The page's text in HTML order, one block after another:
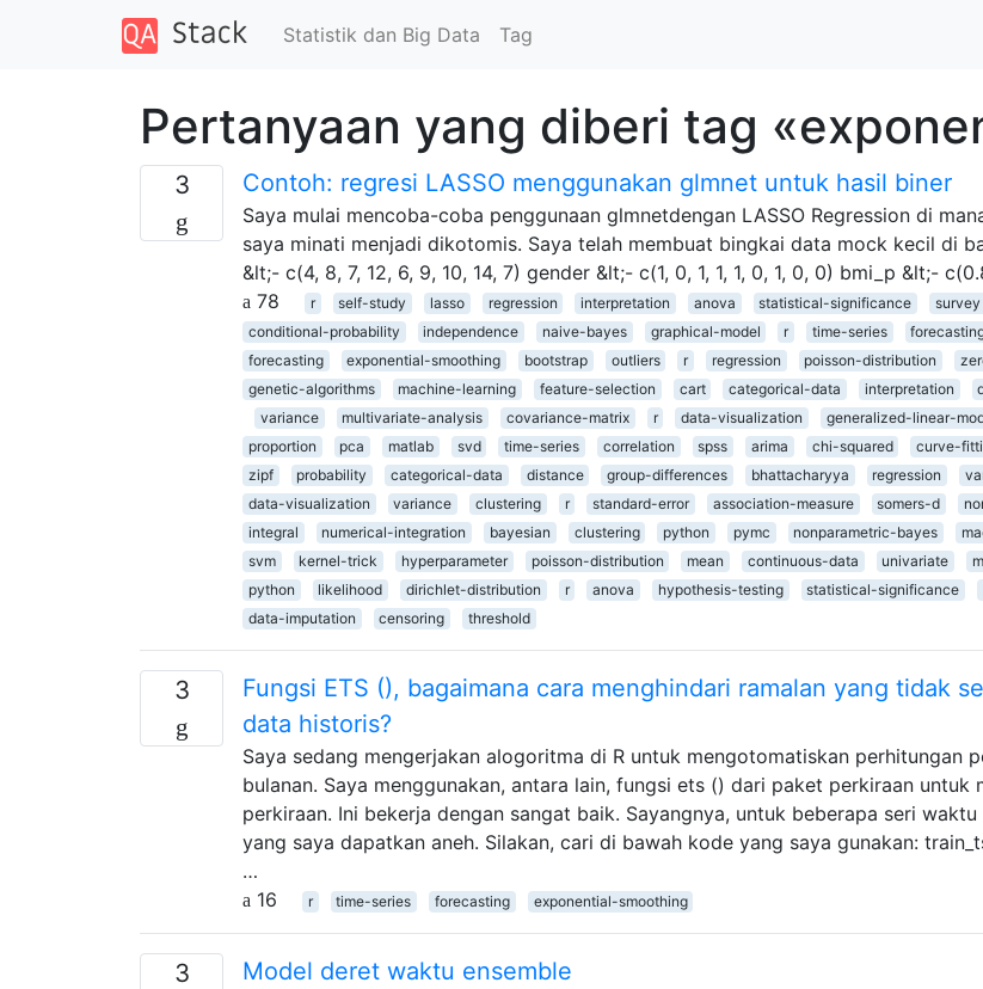
Statistik dan Big Data Tag
Pertanyaan yang diberi tag
3 Contoh: regresi LASSO menggunakan glmnet untuk hasil biner
Saya mulai mencoba-coba penggunaan glmnetdengan LASSO Regression di
saya minati menjadi dikotomis. Saya telah membuat bingkai data mock kecil di
&lt;- c(4, 8, 7, 12, 6, 9, 10, 14, 7) gender &lt;- c(1, 0, 1, 1, 1, 0, 1, 0, 0) bmi_p &lt;-
78
r self-study lasso regression interpretation anova statistical-significance
survey
conditional-probability
independence naive-bayes graphical-model r time-series
forecasting
exponential-smoothing bootstrap outliers r regression poisson-distribution
genetic-algorithms
machine-learning feature-selection cart categorical-data interpretation
variance
multivariate-analysis covariance-matrix r data-visualization generalized-linear-
proportion
pca matlab svd time-series correlation spss arima chi-squared curve-
zipf
probability categorical-data distance group-differences bhattacharyya regression
data-visualization
variance clustering r standard-error association-measure somers-d
integral
numerical-integration bayesian clustering python pymc nonparametric-bayes
svm
kernel-trick hyperparameter poisson-distribution mean continuous-data univariate
python
likelihood dirichlet-distribution r anova hypothesis-testing statistical-significance
data-imputation
censoring threshold
3
Fungsi ETS (), bagaimana cara menghindari ramalan yang tidak
data historis?
Saya sedang mengerjakan alogoritma di R untuk mengotomatiskan perhitungan
bulanan. Saya menggunakan, antara lain, fungsi ets () dari paket perkiraan untuk
perkiraan. Ini bekerja dengan sangat baik. Sayangnya, untuk beberapa seri
yang saya dapatkan aneh. Silakan, cari di bawah kode yang saya gunakan:
…
16
r time-series forecasting exponential-smoothing
3 Model deret waktu ensemble